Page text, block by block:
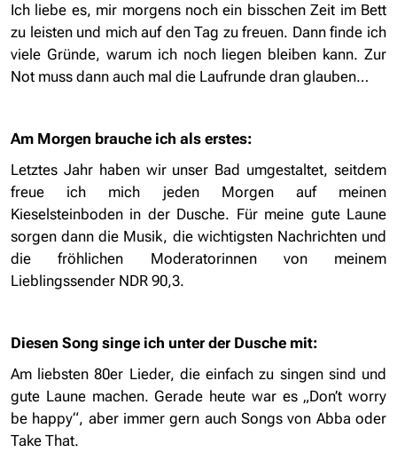
Ich liebe es, mir morgens noch ein bisschen Zeit im Bett
zu leisten und mich auf den Tag zu freuen. Dann finde ich
viele Gründe, warum ich noch liegen bleiben kann. Zur
Not muss dann auch mal die Laufrunde dran glauben…
Am Morgen brauche ich als erstes:
Letztes Jahr haben wir unser Bad umgestaltet, seitdem
freue ich mich jeden Morgen auf meinen
Kieselsteinboden in der Dusche. Für meine gute Laune
sorgen dann die Musik, die wichtigsten Nachrichten und
die fröhlichen Moderatorinnen von meinem
Lieblingssender NDR 90,3.
Diesen Song singe ich unter der Dusche mit:
Am liebsten 80er Lieder, die einfach zu singen sind und
gute Laune machen. Gerade heute war es „Don’t worry
be happy“, aber immer gern auch Songs von Abba oder
Take That.